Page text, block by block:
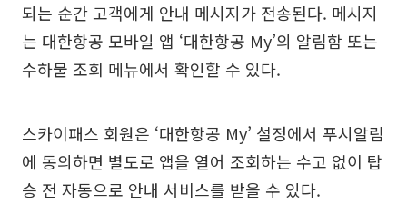
되는 순간 고객에게 안내 메시지가 전송된다. 메시지
는 대한항공 모바일 앱 ‘대한항공 My’의 알림함 또는
수하물 조회 메뉴에서 확인할 수 있다.
스카이패스 회원은 ‘대한항공 My’ 설정에서 푸시알림
에 동의하면 별도로 앱을 열어 조회하는 수고 없이 탑
승 전 자동으로 안내 서비스를 받을 수 있다.